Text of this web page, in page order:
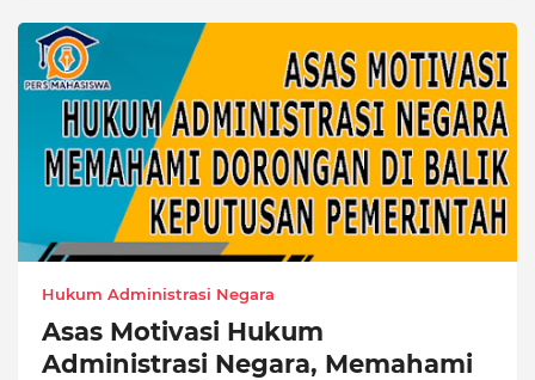
Hukum Administrasi Negara
Asas Motivasi Hukum
Administrasi Negara, Memahami